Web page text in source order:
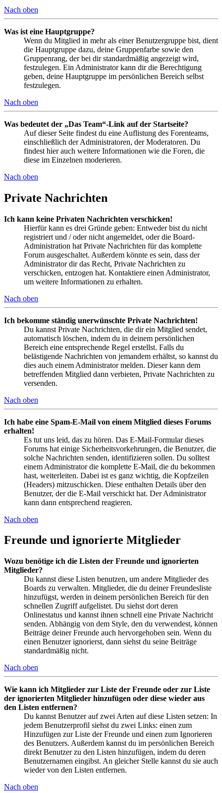
Nach oben
Was ist eine Hauptgruppe?
Wenn du Mitglied in mehr als einer Benutzergruppe bist, dient
die Hauptgruppe dazu, deine Gruppenfarbe sowie den
Gruppenrang, der bei dir standardmäßig angezeigt wird,
festzulegen. Ein Administrator kann dir die Berechtigung
geben, deine Hauptgruppe im persönlichen Bereich selbst
festzulegen.
Nach oben
Was bedeutet der „Das Team“-Link auf der Startseite?
Auf dieser Seite findest du eine Auflistung des Forenteams,
einschließlich der Administratoren, der Moderatoren. Du
findest hier auch weitere Informationen wie die Foren, die
diese im Einzelnen moderieren.
Nach oben
Private Nachrichten
Ich kann keine Privaten Nachrichten verschicken!
Hierfür kann es drei Gründe geben: Entweder bist du nicht
registriert und / oder nicht angemeldet, oder die Board-
Administration hat Private Nachrichten für das komplette
Forum ausgeschaltet. Außerdem könnte es sein, dass der
Administrator dir das Recht, Private Nachrichten zu
verschicken, entzogen hat. Kontaktiere einen Administrator,
um weitere Informationen zu erhalten.
Nach oben
Ich bekomme ständig unerwünschte Private Nachrichten!
Du kannst Private Nachrichten, die dir ein Mitglied sendet,
automatisch löschen, indem du in deinem persönlichen
Bereich eine entsprechende Regel erstellst. Falls du
belästigende Nachrichten von jemandem erhältst, so kannst du
dies auch einem Administrator melden. Dieser kann dem
betreffenden Mitglied dann verbieten, Private Nachrichten zu
versenden.
Nach oben
Ich habe eine Spam-E-Mail von einem Mitglied dieses Forums
erhalten!
Es tut uns leid, das zu hören. Das E-Mail-Formular dieses
Forums hat einige Sicherheitsvorkehrungen, die Benutzer, die
solche Nachrichten senden, identifizieren sollen. Du solltest
einem Administrator die komplette E-Mail, die du bekommen
hast, weiterleiten. Dabei ist es ganz wichtig, die Kopfzeilen
(Headers) mitzuschicken. Diese enthalten Details über den
Benutzer, der die E-Mail verschickt hat. Der Administrator
kann dann entsprechend reagieren.
Nach oben
Freunde und ignorierte Mitglieder
Wozu benötige ich die Listen der Freunde und ignorierten
Mitglieder?
Du kannst diese Listen benutzen, um andere Mitglieder des
Boards zu verwalten. Mitglieder, die du deiner Freundesliste
hinzufügst, werden in deinem persönlichen Bereich für den
schnellen Zugriff aufgelistet. Du siehst dort deren
Onlinestatus und kannst ihnen schnell eine Private Nachricht
senden. Abhängig von dem Style, den du verwendest, können
Beiträge deiner Freunde auch hervorgehoben sein. Wenn du
einen Benutzer ignorierst, dann siehst du seine Beiträge
standardmäßig nicht.
Nach oben
Wie kann ich Mitglieder zur Liste der Freunde oder zur Liste
der ignorierten Mitglieder hinzufügen oder diese wieder aus
den Listen entfernen?
Du kannst Benutzer auf zwei Arten auf diese Listen setzen: In
jedem Benutzerprofil siehst du zwei Links: einen zum
Hinzufügen zur Liste der Freunde und einen zum Ignorieren
des Benutzers. Außerdem kannst du im persönlichen Bereich
direkt Benutzer zu den Listen hinzufügen, indem du deren
Benutzernamen eingibst. An gleicher Stelle kannst du sie auch
wieder von den Listen entfernen.
Nach oben